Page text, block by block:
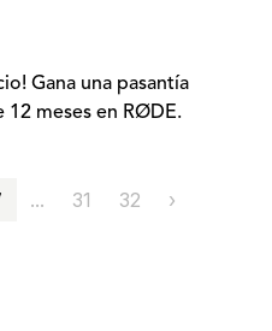
Gana una pasantía
12 meses en RØDE.
... 31 32 ›